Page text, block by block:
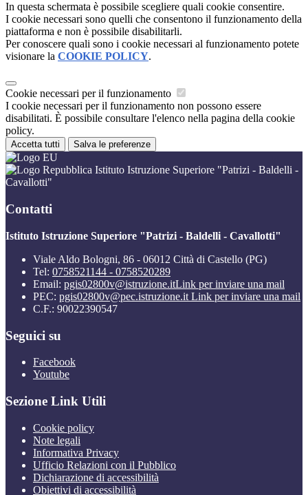
In questa schermata è possibile scegliere quali cookie consentire.
I cookie necessari sono quelli che consentono il funzionamento della
piattaforma e non è possibile disabilitarli.
Per conoscere quali sono i cookie necessari al funzionamento potete
visionare la COOKIE POLICY.
Cookie necessari per il funzionamento
I cookie necessari per il funzionamento non possono essere
disabilitati. È possibile consultare l'elenco nella pagina della cookie
policy.
Accetta tutti Salva le preferenze
Istituto Istruzione Superiore "Patrizi - Baldelli -
Cavallotti"
Contatti
Istituto Istruzione Superiore "Patrizi - Baldelli - Cavallotti"
Viale Aldo Bologni, 86 - 06012 Città di Castello (PG)
Tel: 0758521144 - 0758520289
Email: pgis02800v@istruzione.itLink per inviare una mail
PEC: pgis02800v@pec.istruzione.it Link per inviare una mail
C.F.: 90022390547
Seguici su
Facebook
Youtube
Sezione Link Utili
Cookie policy
Note legali
Informativa Privacy
Ufficio Relazioni con il Pubblico
Dichiarazione di accessibilità
Obiettivi di accessibilità